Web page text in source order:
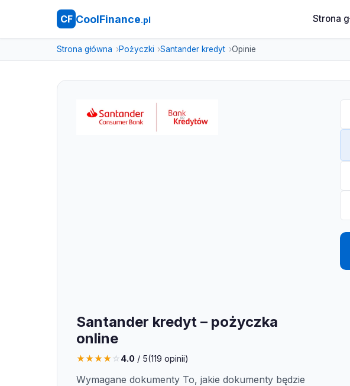
CF CoolFinance.pl Strona
Strona główna Pożyczki Santander kredyt Opinie
Santander kredyt – pożyczka
online
★★★★☆4.0 / 5(119 opinii)
Wymagane dokumenty To, jakie dokumenty będzie